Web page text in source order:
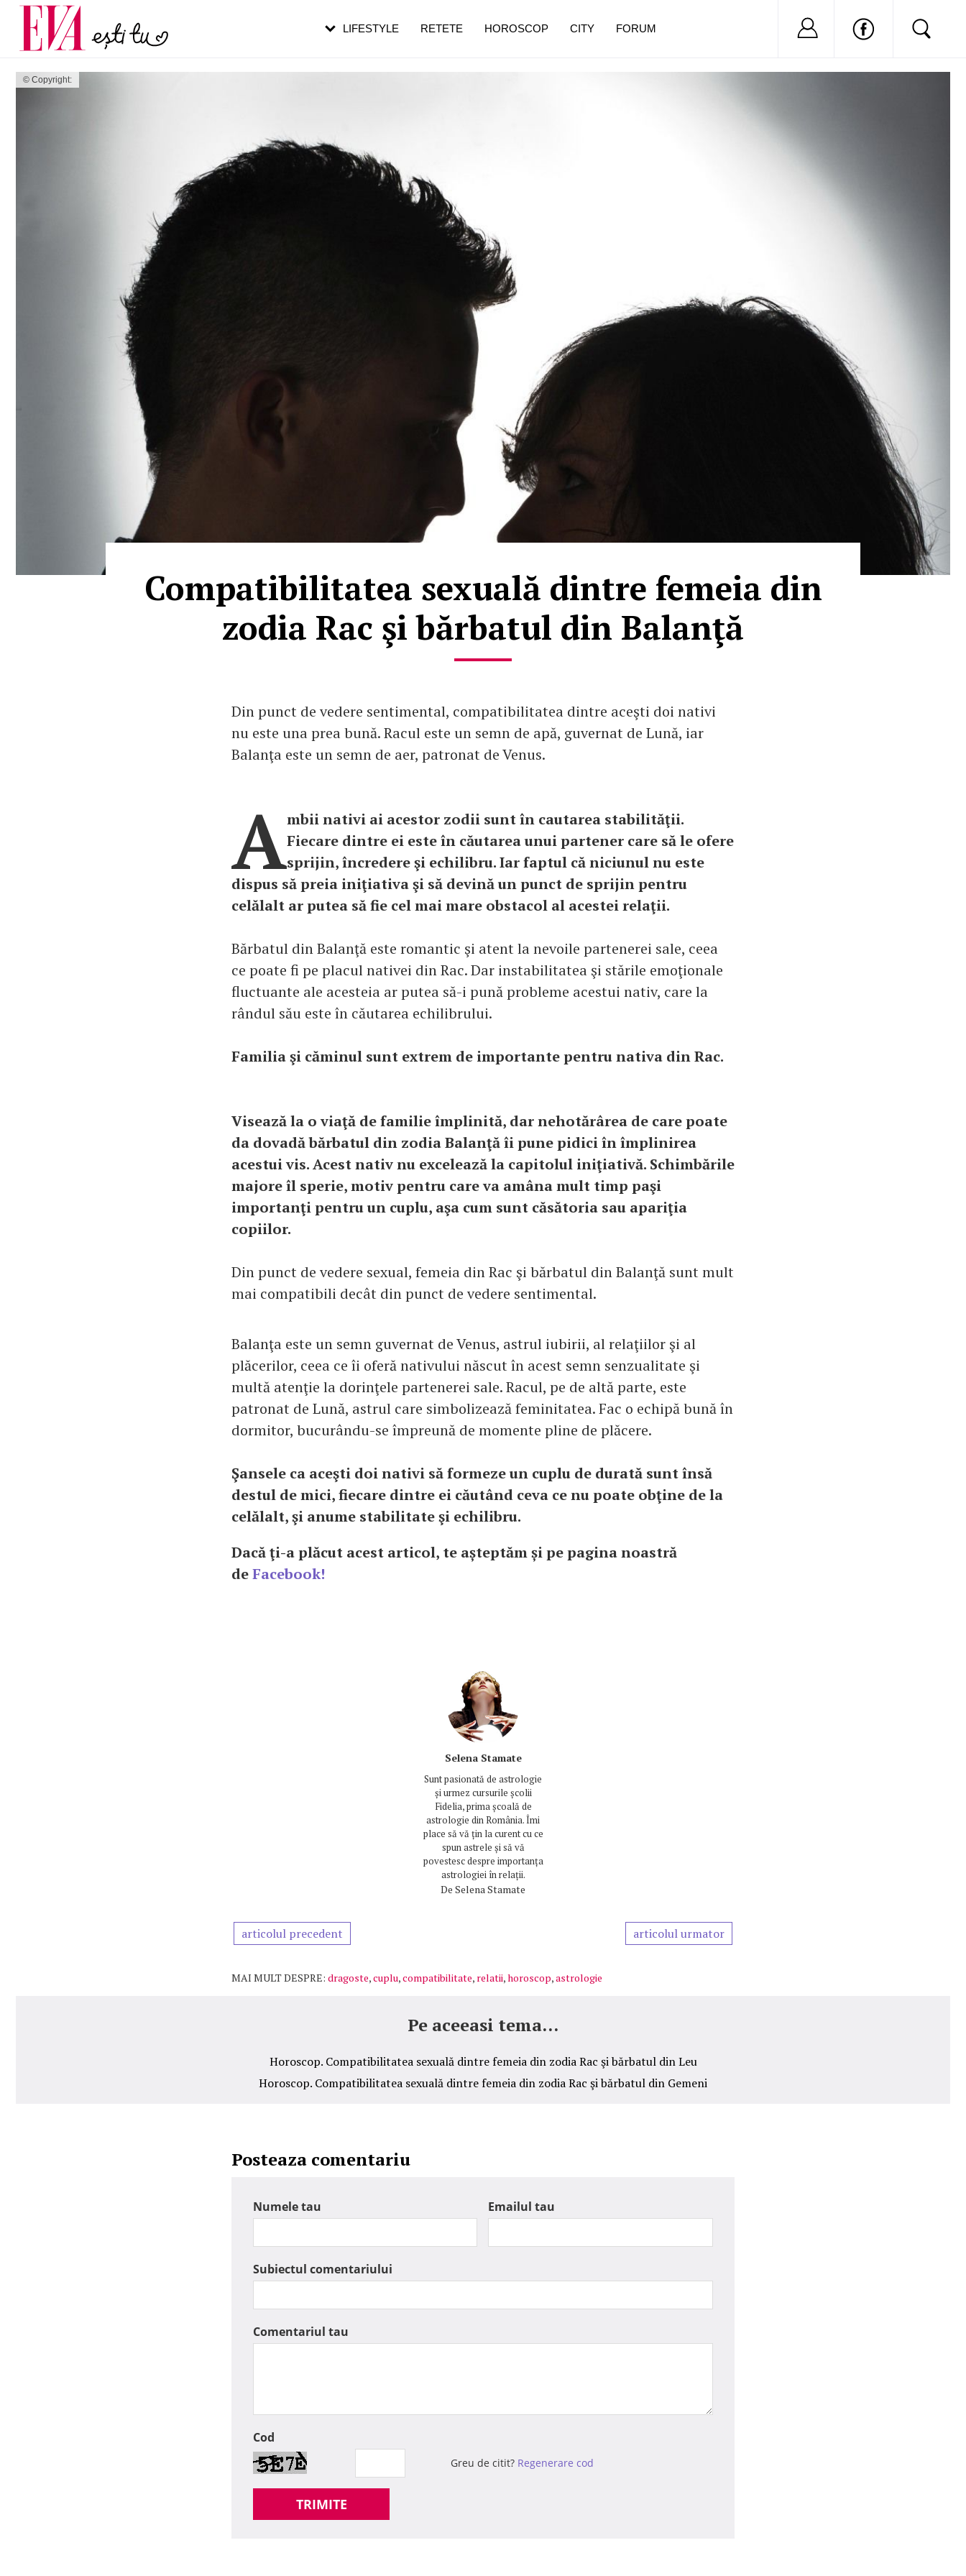
© Copyright:
Compatibilitatea sexuală dintre femeia din
zodia Rac şi bărbatul din Balanţă
Din punct de vedere sentimental, compatibilitatea dintre aceşti doi nativi
nu este una prea bună. Racul este un semn de apă, guvernat de Lună, iar
Balanţa este un semn de aer, patronat de Venus.
Ambii nativi ai acestor zodii sunt în cautarea stabilităţii.
Fiecare dintre ei este în căutarea unui partener care să le ofere
sprijin, încredere şi echilibru. Iar faptul că niciunul nu este
dispus să preia iniţiativa şi să devină un punct de sprijin pentru
celălalt ar putea să fie cel mai mare obstacol al acestei relaţii.
Bărbatul din Balanţă este romantic şi atent la nevoile partenerei sale, ceea
ce poate fi pe placul nativei din Rac. Dar instabilitatea şi stările emoţionale
fluctuante ale acesteia ar putea să-i pună probleme acestui nativ, care la
rândul său este în căutarea echilibrului.
Familia şi căminul sunt extrem de importante pentru nativa din Rac.
Visează la o viaţă de familie împlinită, dar nehotărârea de care poate
da dovadă bărbatul din zodia Balanţă îi pune pidici în împlinirea
acestui vis. Acest nativ nu excelează la capitolul iniţiativă. Schimbările
majore îl sperie, motiv pentru care va amâna mult timp paşi
importanţi pentru un cuplu, aşa cum sunt căsătoria sau apariţia
copiilor.
Din punct de vedere sexual, femeia din Rac şi bărbatul din Balanţă sunt mult
mai compatibili decât din punct de vedere sentimental.
Balanţa este un semn guvernat de Venus, astrul iubirii, al relaţiilor şi al
plăcerilor, ceea ce îi oferă nativului născut în acest semn senzualitate şi
multă atenţie la dorinţele partenerei sale. Racul, pe de altă parte, este
patronat de Lună, astrul care simbolizează feminitatea. Fac o echipă bună în
dormitor, bucurându-se împreună de momente pline de plăcere.
Şansele ca aceşti doi nativi să formeze un cuplu de durată sunt însă
destul de mici, fiecare dintre ei căutând ceva ce nu poate obţine de la
celălalt, şi anume stabilitate şi echilibru.
Dacă ţi-a plăcut acest articol, te așteptăm și pe pagina noastră
deFacebook!
Selena Stamate
Sunt pasionată de astrologie
și urmez cursurile școlii
Fidelia, prima școală de
astrologie din România. Îmi
place să vă țin la curent cu ce
spun astrele și să vă
povestesc despre importanța
astrologiei în relații.
De Selena Stamate
articolul precedent articolul urmator
MAI MULT DESPRE: dragoste,cuplu,compatibilitate, relatii,horoscop,astrologie
Pe aceeasi tema...
Horoscop. Compatibilitatea sexuală dintre femeia din zodia Rac şi bărbatul din Leu
Horoscop. Compatibilitatea sexuală dintre femeia din zodia Rac şi bărbatul din Gemeni
Posteaza comentariu
Numele tau Emailul tau
Subiectul comentariului
Comentariul tau
Cod
Greu de citit? Regenerare cod
TRIMITE
LIFESTYLE RETETE HOROSCOP CITY FORUM Nu ai cont?
Carieră
Actualitate
pe măsură ce înaintezi în vârstă